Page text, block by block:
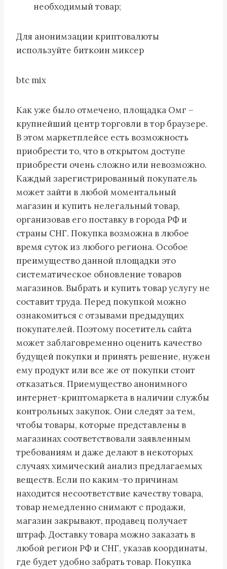
необходимый товар;
Для анонимзации криптовалюты
используйте биткоин миксер
btc mix
Как уже было отмечено, площадка Омг –
крупнейший центр торговли в тор браузере.
В этом маркетплейсе есть возможность
приобрести то, что в открытом доступе
приобрести очень сложно или невозможно.
Каждый зарегистрированный покупатель
может зайти в любой моментальный
магазин и купить нелегальный товар,
организовав его поставку в города РФ и
страны СНГ. Покупка возможна в любое
время суток из любого региона. Особое
преимущество данной площадки это
систематическое обновление товаров
магазинов. Выбрать и купить товар услугу не
составит труда. Перед покупкой можно
ознакомиться с отзывами предыдущих
покупателей. Поэтому посетитель сайта
может заблаговременно оценить качество
будущей покупки и принять решение, нужен
ему продукт или все же от покупки стоит
отказаться. Приемущество анонимного
интернет-криптомаркета в наличии службы
контрольных закупок. Они следят за тем,
чтобы товары, которые представлены в
магазинах соответствовали заявленным
требованиям и даже делают в некоторых
случаях химический анализ предлагаемых
веществ. Если по каким-то причинам
находится несоответствие качеству товара,
товар немедленно снимают с продажи,
магазин закрывают, продавец получает
штраф. Доставку товара можно заказать в
любой регион РФ и СНГ, указав координаты,
где будет удобно забрать товар. Покупка